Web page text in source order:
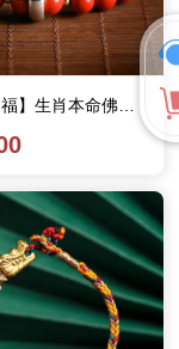
【旺财纳福】生肖本命佛心咒朱砂手串